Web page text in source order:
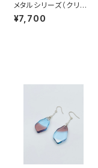
メタルシリーズ（クリア
系）MC-SS23002
¥7,700